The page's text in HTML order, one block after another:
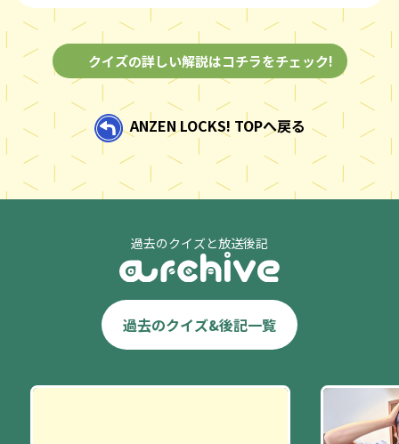
クイズの詳しい解説はコチラをチェック!
ANZEN LOCKS! TOPへ戻る
過去のクイズと放送後記
過去のクイズ&後記一覧